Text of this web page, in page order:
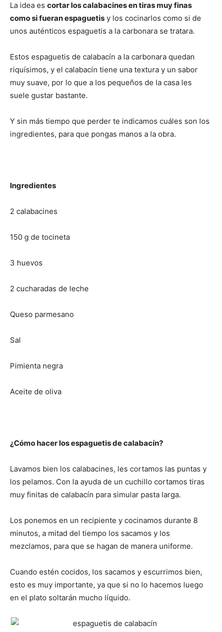
La idea es cortar los calabacines en tiras muy finas
como si fueran espaguetis y los cocinarlos como si de
unos auténticos espaguetis a la carbonara se tratara.
Estos espaguetis de calabacín a la carbonara quedan
riquísimos, y el calabacín tiene una textura y un sabor
muy suave, por lo que a los pequeños de la casa les
suele gustar bastante.
Y sin más tiempo que perder te indicamos cuáles son los
ingredientes, para que pongas manos a la obra.
Ingredientes
2 calabacines
150 g de tocineta
3 huevos
2 cucharadas de leche
Queso parmesano
Sal
Pimienta negra
Aceite de oliva
¿Cómo hacer los espaguetis de calabacín?
Lavamos bien los calabacines, les cortamos las puntas y
los pelamos. Con la ayuda de un cuchillo cortamos tiras
muy finitas de calabacín para simular pasta larga.
Los ponemos en un recipiente y cocinamos durante 8
minutos, a mitad del tiempo los sacamos y los
mezclamos, para que se hagan de manera uniforme.
Cuando estén cocidos, los sacamos y escurrimos bien,
esto es muy importante, ya que si no lo hacemos luego
en el plato soltarán mucho líquido.